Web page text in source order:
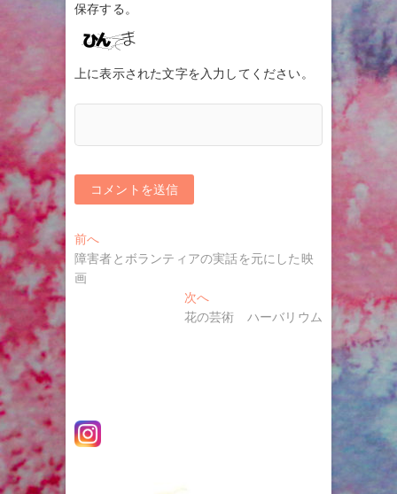
保存する。
上に表示された文字を入力してください。
投
稿
ョ
前へ
去
障害者とボランティアの実話を元にした映
画
次へ
の
花の芸術 ハーバリウム